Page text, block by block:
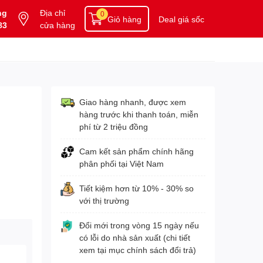
Địa chỉ
cửa hàng
Giỏ hàng
0 Deal giá sốc
Giao hàng nhanh, được xem
hàng trước khi thanh toán, miễn
phí từ 2 triệu đồng
Cam kết sản phẩm chính hãng
phân phối tại Việt Nam
Tiết kiệm hơn từ 10% - 30% so
với thị trường
Đổi mới trong vòng 15 ngày nếu
có lỗi do nhà sản xuất (chi tiết
xem tại mục chính sách đổi trả)